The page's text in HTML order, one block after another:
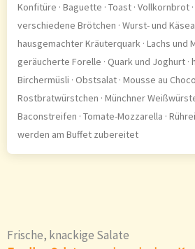
Konfitüre · Baguette · Toast · Vollkornbrot
verschiedene Brötchen · Wurst- und
hausgemachter Kräuterquark · Lachs und
geräucherte Forelle · Quark und Joghurt ·
Birchermüsli · Obstsalat · Mousse au
Rostbratwürstchen · Münchner
Baconstreifen · Tomate-Mozzarella ·
werden am Buffet zubereitet
Frische, knackige Salate